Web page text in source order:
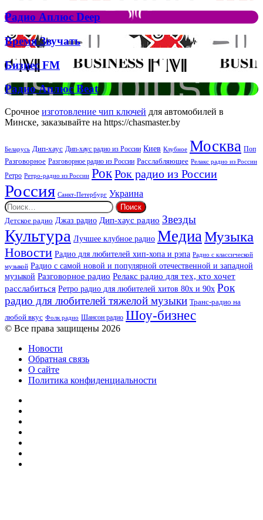
Джона
та
Брітні
Спірс
Рок
Радио
Аплюс
Deep
Радио Аплюс Deep
Время
Звучать
Время Звучать
Бизнес
Бизнес FM
Радио
Аплюс
Beat
Радио Аплюс Beat
Срочное изготовление чип ключей для автомобилей в
Минске, заказывайте на https://chasmaster.by
Беларусь Дип-хаус Дип-хаус радио из России Киев Клубное Москва Поп
Разговорное Разговорное радио из России Расслабляющее Релакс радио из России
Ретро Ретро-радио из России РокРок радио из России
Россия Санкт-Петербург Украина
Найти:
Детское радио Джаз радио Дип-хаус радио Звезды
Культура Лучшее клубное радио МедиаМузыка
Новости Радио для любителей хип-хопа и рэпа Радио с классической
музыкой Радио с самой новой и популярной отечественной и западной
музыкой Разговорное радио Релакс радио для тех, кто хочет
расслабиться Ретро радио для любителей хитов 80х и 90х Рок
радио для любителей тяжелой музыки Транс-радио на
любой вкус Фолк радио Шансон радио Шоу-бизнес
© Все права защищены 2026
Новости
Обратная связь
О сайте
Политика конфиденциальности